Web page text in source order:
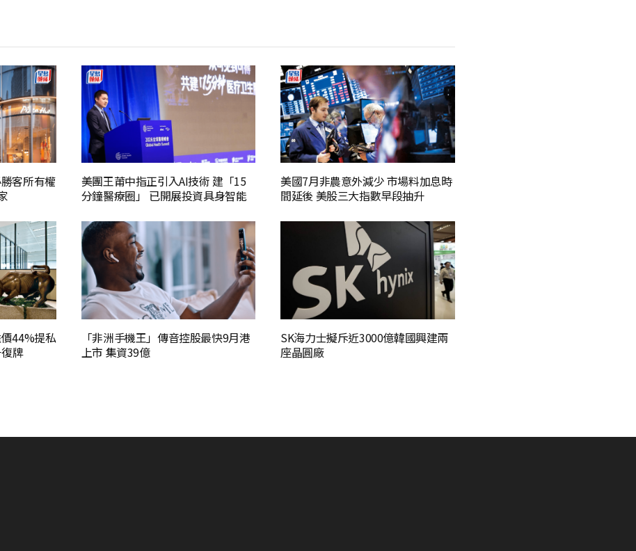
客所有權
美團王莆中指正引入AI技術 建「15
分鐘醫療圈」 已開展投資具身智能
美國7月非農意外減少 市場料加息時
間延後 美股三大指數早段抽升
44%提私
牌
「非洲手機王」傳音控股最快9月港
上市 集資39億
SK海力士擬斥近3000億韓國興建兩
座晶圓廠